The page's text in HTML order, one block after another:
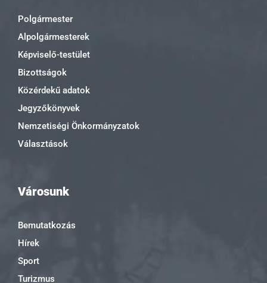
Polgármester
Alpolgármesterek
Képviselő-testület
Bizottságok
Közérdekű adatok
Jegyzőkönyvek
Nemzetiségi Önkormányzatok
Választások
Városunk
Bemutatkozás
Hírek
Sport
Turizmus